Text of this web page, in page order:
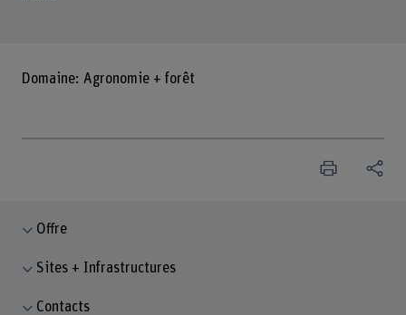
Domaine: Agronomie + forêt
Offre
Sites + Infrastructures
Contacts